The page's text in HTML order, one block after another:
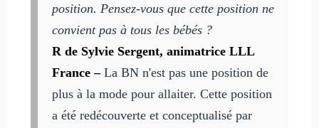
position. Pensez-vous que cette position ne
convient pas à tous les bébés ?
R de Sylvie Sergent, animatrice LLL
France –La BN n'est pas une position de
plus à la mode pour allaiter. Cette position
a été redécouverte et conceptualisé par